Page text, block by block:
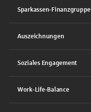
Sparkassen-Finanzgruppe
Auszeichnungen
Soziales Engagement
Work-Life-Balance